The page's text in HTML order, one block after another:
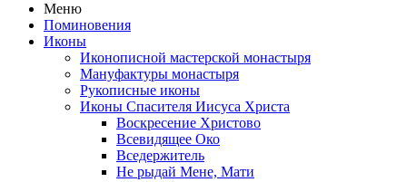
Меню
Поминовения
Иконы
Иконописной мастерской монастыря
Мануфактуры монастыря
Рукописные иконы
Иконы Спасителя Иисуса Христа
Воскресение Христово
Всевидящее Око
Вседержитель
Не рыдай Мене, Мати